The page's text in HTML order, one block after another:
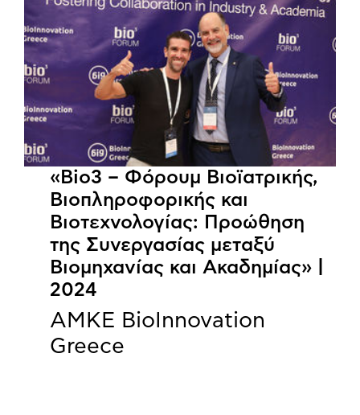
«Bio3 – Φόρουμ Βιοϊατρικής,
Βιοπληροφορικής και
Βιοτεχνολογίας: Προώθηση
της Συνεργασίας μεταξύ
Βιομηχανίας και Ακαδημίας» |
2024
ΑΜΚΕ BioInnovation
Greece